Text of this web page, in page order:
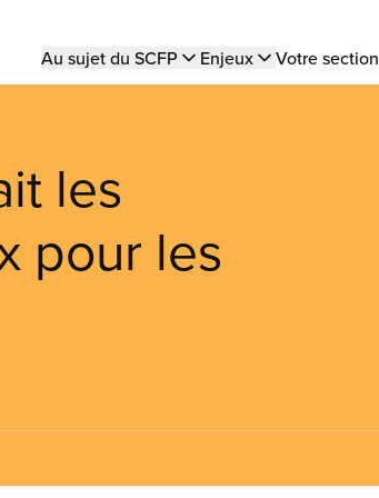
Main
Au sujet du SCFP Enjeux Votre
les
pour les